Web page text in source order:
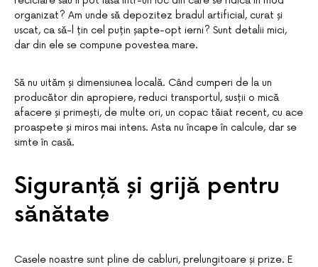
organizat? Am unde să depozitez bradul artificial, curat și
uscat, ca să-l țin cel puțin șapte-opt ierni? Sunt detalii mici,
dar din ele se compune povestea mare.
Să nu uităm și dimensiunea locală. Când cumperi de la un
producător din apropiere, reduci transportul, susții o mică
afacere și primești, de multe ori, un copac tăiat recent, cu ace
proaspete și miros mai intens. Asta nu încape în calcule, dar se
simte în casă.
Siguranță și grijă pentru
sănătate
Casele noastre sunt pline de cabluri, prelungitoare și prize. E